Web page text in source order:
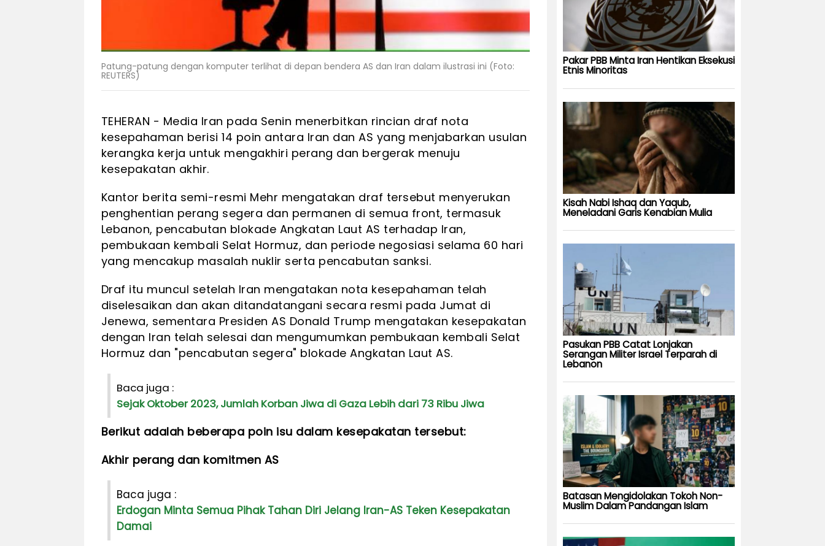
Patung-patung dengan komputer terlihat di depan bendera AS dan Iran dalam ilustrasi ini (Foto:
REUTERS)
TEHERAN - Media Iran pada Senin menerbitkan rincian draf nota
kesepahaman berisi 14 poin antara Iran dan AS yang menjabarkan usulan
kerangka kerja untuk mengakhiri perang dan bergerak menuju
kesepakatan akhir.
Kantor berita semi-resmi Mehr mengatakan draf tersebut menyerukan
penghentian perang segera dan permanen di semua front, termasuk
Lebanon, pencabutan blokade Angkatan Laut AS terhadap Iran,
pembukaan kembali Selat Hormuz, dan periode negosiasi selama 60 hari
yang mencakup masalah nuklir serta pencabutan sanksi.
Draf itu muncul setelah Iran mengatakan nota kesepahaman telah
diselesaikan dan akan ditandatangani secara resmi pada Jumat di
Jenewa, sementara Presiden AS Donald Trump mengatakan kesepakatan
dengan Iran telah selesai dan mengumumkan pembukaan kembali Selat
Hormuz dan "pencabutan segera" blokade Angkatan Laut AS.
Baca juga :
Sejak Oktober 2023, Jumlah Korban Jiwa di Gaza Lebih dari 73 Ribu Jiwa
Berikut adalah beberapa poin isu dalam kesepakatan tersebut:
Akhir perang dan komitmen AS
Baca juga :
Erdogan Minta Semua Pihak Tahan Diri Jelang Iran-AS Teken Kesepakatan
Damai
Pakar PBB Minta Iran Hentikan Eksekusi
Etnis Minoritas
Kisah Nabi Ishaq dan Yaqub,
Meneladani Garis Kenabian Mulia
Pasukan PBB Catat Lonjakan
Serangan Militer Israel Terparah di
Lebanon
Batasan Mengidolakan Tokoh Non-
Muslim Dalam Pandangan Islam